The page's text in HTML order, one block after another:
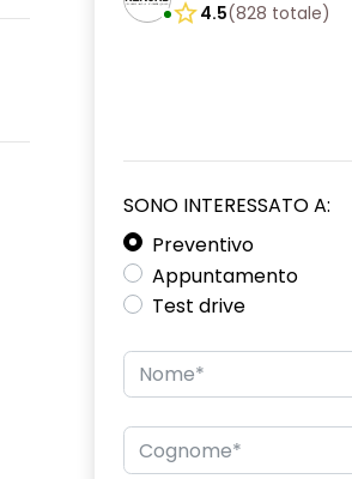
4.5(828 totale)
SONO INTERESSATO A:
Preventivo
Appuntamento
Test drive